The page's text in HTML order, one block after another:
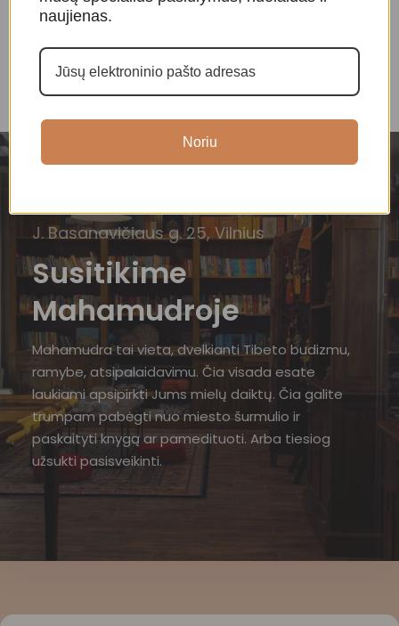
J. Basanavičiaus g. 25, Vilnius
Susitikime
Mahamudroje
Mahamudra tai vieta, dvelkianti Tibeto budizmu,
ramybe, atsipalaidavimu. Čia visada esate
laukiami apsipirkti Jums mielų daiktų. Čia galite
trumpam pabėgti nuo miesto šurmulio ir
paskaityti knygą ar pamedituoti. Arba tiesiog
užsukti pasisveikinti.
naujienas.
Noriu